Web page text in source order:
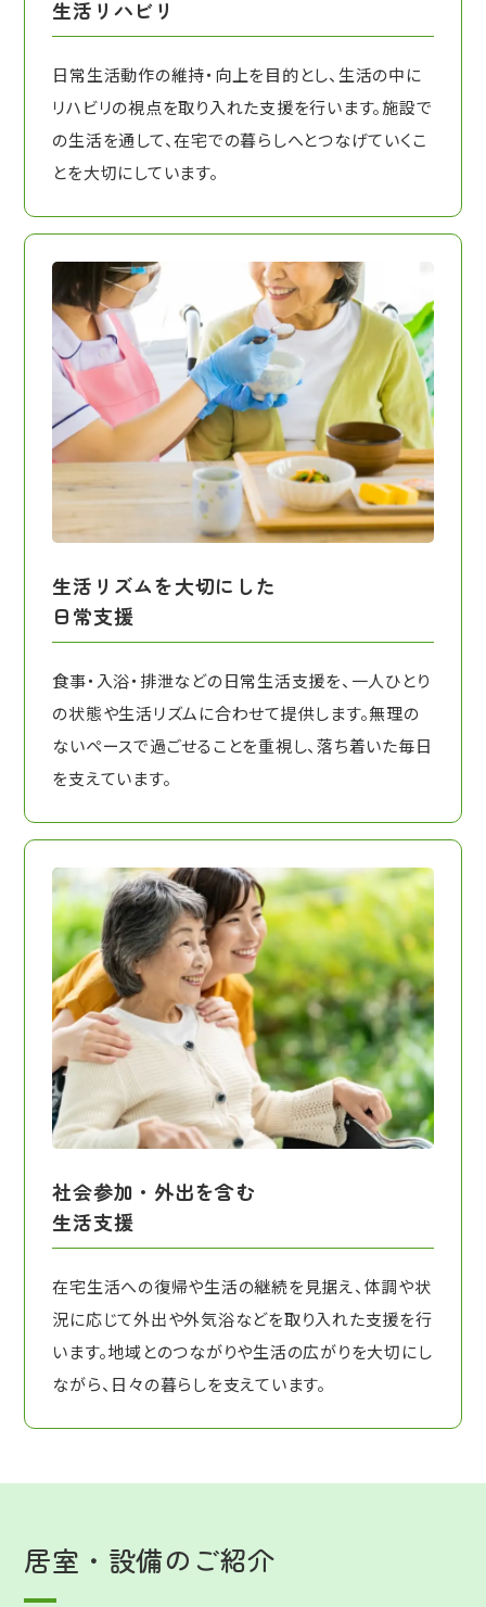
生活リハビリ
日常生活動作の維持・向上を目的とし、生活の中に
リハビリの視点を取り入れた支援を行います。施設で
の生活を通して、在宅での暮らしへとつなげていくこ
とを大切にしています。
生活リズムを大切にした
日常支援
食事・入浴・排泄などの日常生活支援を、一人ひとり
の状態や生活リズムに合わせて提供します。無理の
ないペースで過ごせることを重視し、落ち着いた毎日
を支えています。
社会参加・外出を含む
生活支援
在宅生活への復帰や生活の継続を見据え、体調や状
況に応じて外出や外気浴などを取り入れた支援を行
います。地域とのつながりや生活の広がりを大切にし
ながら、日々の暮らしを支えています。
居室・設備のご紹介